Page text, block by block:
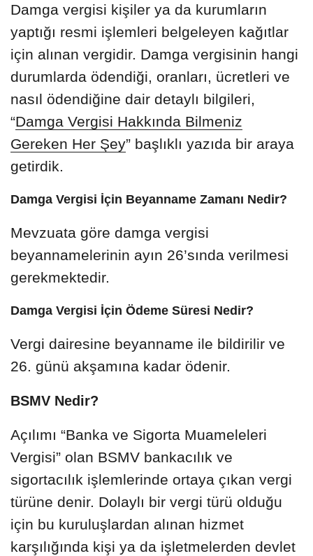
Damga vergisi kişiler ya da kurumların
yaptığı resmi işlemleri belgeleyen kağıtlar
için alınan vergidir. Damga vergisinin hangi
durumlarda ödendiği, oranları, ücretleri ve
nasıl ödendiğine dair detaylı bilgileri,
“Damga Vergisi Hakkında Bilmeniz
Gereken Her Şey” başlıklı yazıda bir araya
getirdik.
Damga Vergisi İçin Beyanname Zamanı Nedir?
Mevzuata göre damga vergisi
beyannamelerinin ayın 26’sında verilmesi
gerekmektedir.
Damga Vergisi İçin Ödeme Süresi Nedir?
Vergi dairesine beyanname ile bildirilir ve
26. günü akşamına kadar ödenir.
BSMV Nedir?
Açılımı “Banka ve Sigorta Muameleleri
Vergisi” olan BSMV bankacılık ve
sigortacılık işlemlerinde ortaya çıkan vergi
türüne denir. Dolaylı bir vergi türü olduğu
için bu kuruluşlardan alınan hizmet
karşılığında kişi ya da işletmelerden devlet